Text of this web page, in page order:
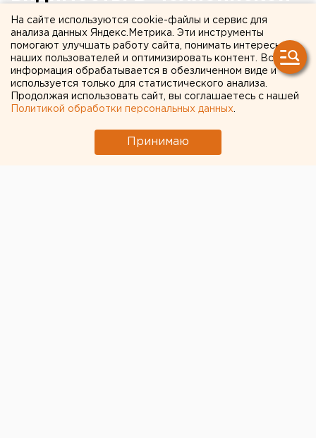
области водители встали в
пробку на трассе М-5
«Урал»
На сайте используются cookie-файлы и сервис для
анализа данных Яндекс.Метрика. Эти инструменты
помогают улучшать работу сайта, понимать интересы
наших пользователей и оптимизировать контент. Вся
информация обрабатывается в обезличенном виде и
используется только для статистического анализа.
Продолжая использовать сайт, вы соглашаетесь с нашей
Политикой обработки персональных данных
Принимаю